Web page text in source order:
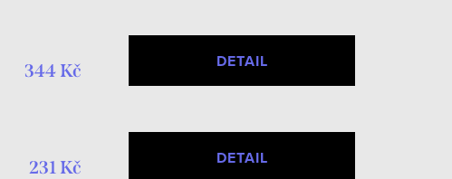
344 Kč DETAIL
231 Kč DETAIL